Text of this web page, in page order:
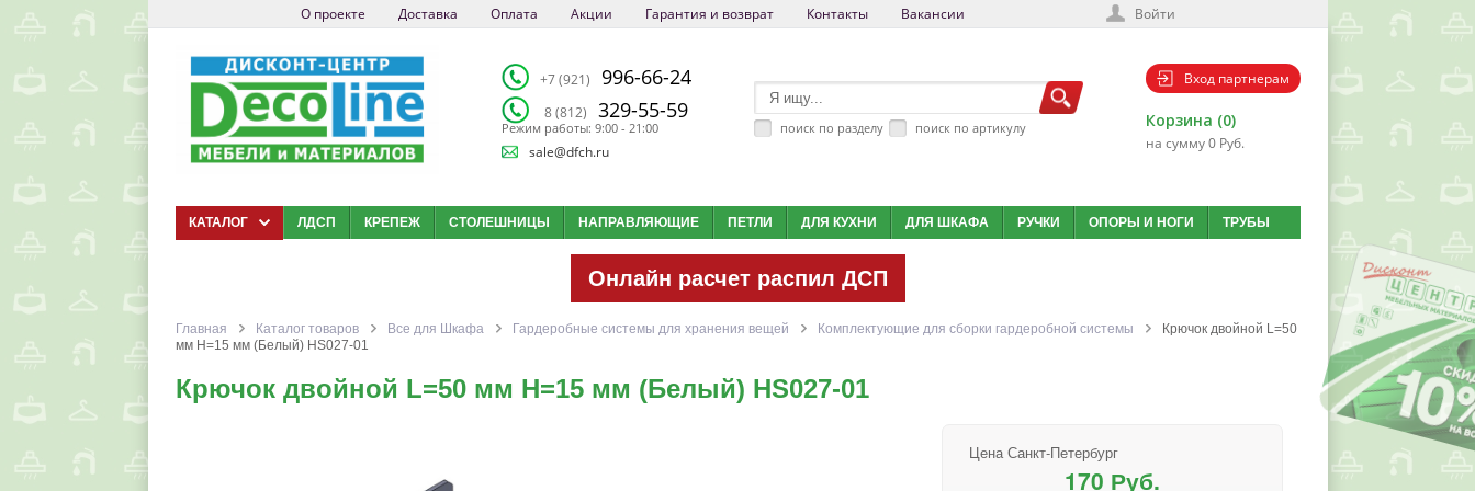
О проекте Доставка Оплата Акции Гарантия и возврат Контакты Вакансии Войти
+7 (921) 996-66-24
8 (812) 329-55-59
Режим работы: 9:00 - 21:00
sale@dfch.ru
поиск по разделу поиск по артикулу
Вход партнерам
Корзина (0)
на сумму 0 Руб.
КАТАЛОГ ЛДСП КРЕПЕЖ СТОЛЕШНИЦЫ НАПРАВЛЯЮЩИЕ ПЕТЛИ ДЛЯ КУХНИ ДЛЯ ШКАФА РУЧКИ ОПОРЫ И НОГИ ТРУБЫ
Онлайн расчет распил ДСП
Главная Каталог товаров Все для Шкафа Гардеробные системы для хранения вещей Комплектующие для сборки гардеробной системы
Крючок двойной L=50
мм Н=15 мм (Белый) HS027-01
Крючок двойной L=50 мм Н=15 мм (Белый) HS027-01
Цена Санкт-Петербург
170 Руб.